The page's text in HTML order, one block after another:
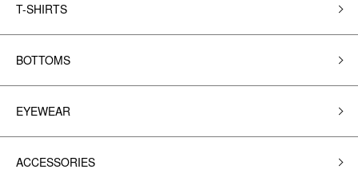
T-SHIRTS
BOTTOMS
EYEWEAR
ACCESSORIES